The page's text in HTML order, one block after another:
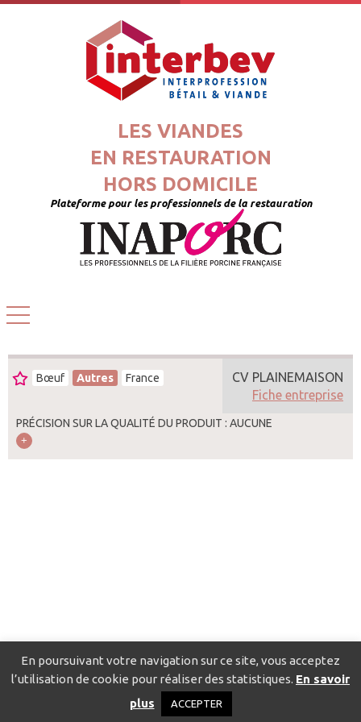
LES VIANDES
EN RESTAURATION
HORS DOMICILE
Plateforme pour les professionnels de la restauration
Bœuf Autres France
PRÉCISION SUR LA QUALITÉ DU PRODUIT : AUCUNE
CV PLAINEMAISON
Fiche entreprise
Catalogue pour localiser les fournisseurs
Politique de confidentialité
En poursuivant votre navigation sur ce site, vous acceptez
l’utilisation de cookie pour réaliser des statistiques. En savoir
plus
ACCEPTER